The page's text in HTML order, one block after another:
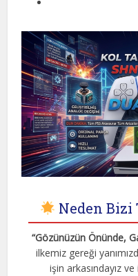
Neden
“Gözünüzün Önünde,
ilkemiz gereği
işin arkasındayız